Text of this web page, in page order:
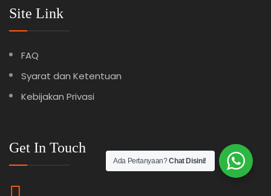
Site Link
FAQ
Syarat dan Ketentuan
Kebijakan Privasi
Get In Touch
Ada Pertanyaan?Chat Disini!